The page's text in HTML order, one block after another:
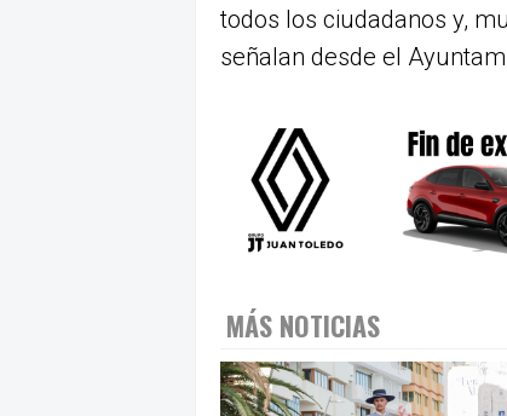
todos los ciudadanos y,
señalan desde el
MÁS NOTICIAS